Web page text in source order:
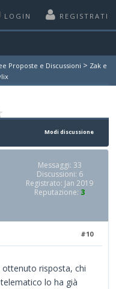
LOGIN REGISTRATI
Proposte e Discussioni > Zak e
Modi discussione
Messaggi: 33
Discussioni: 6
Registrato: Jan 2019
Reputazione: 3
#10
risposta, chi
lo ha già